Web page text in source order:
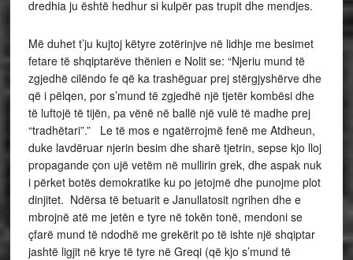
dredhia ju është hedhur si kulpër pas trupit dhe mendjes.
Më duhet t’ju kujtoj këtyre zotërinjve në lidhje me besimet
fetare të shqiptarëve thënien e Nolit se: “Njeriu mund të
zgjedhë cilëndo fe që ka trashëguar prej stërgjyshërve dhe
që i pëlqen, por s’mund të zgjedhë një tjetër kombësi dhe
të luftojë të tijën, pa vënë në ballë një vulë të madhe prej
“tradhëtari”.” Le të mos e ngatërrojmë fenë me Atdheun,
duke lavdëruar njerin besim dhe sharë tjetrin, sepse kjo lloj
propagande çon ujë vetëm në mullirin grek, dhe aspak nuk
i përket botës demokratike ku po jetojmë dhe punojme plot
dinjitet. Ndërsa të betuarit e Janullatosit ngrihen dhe e
mbrojnë atë me jetën e tyre në tokën tonë, mendoni se
çfarë mund të ndodhë me grekërit po të ishte një shqiptar
jashtë ligjit në krye të tyre në Greqi (që kjo s’mund të